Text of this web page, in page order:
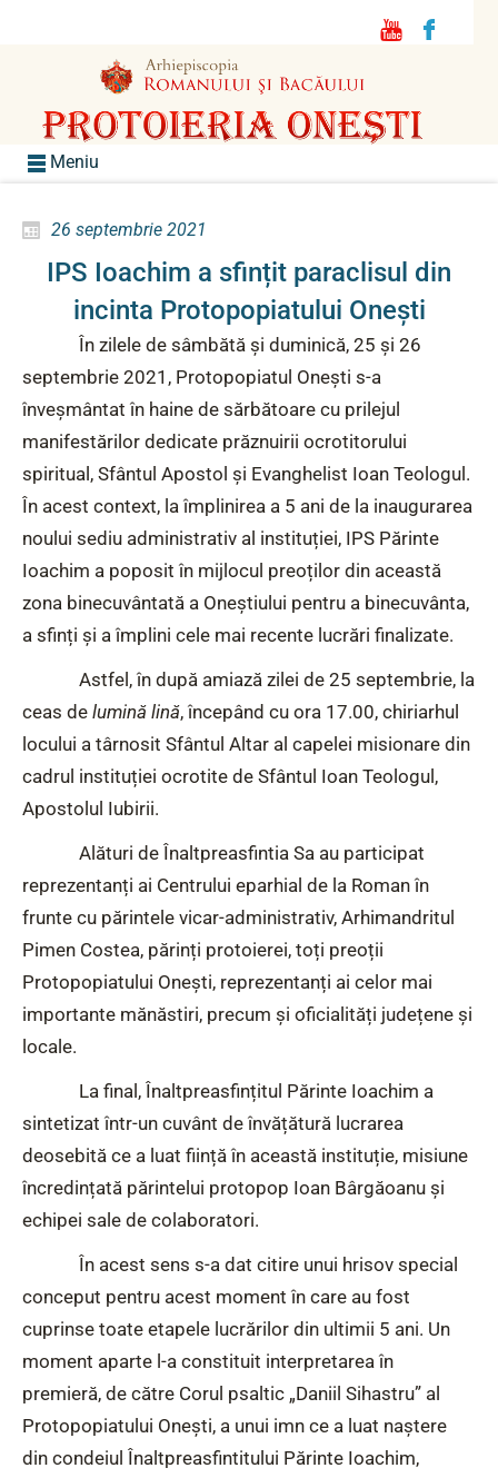
Meniu
26 septembrie 2021
IPS Ioachim a sfințit paraclisul din
incinta Protopopiatului Onești
În zilele de sâmbătă și duminică, 25 și 26
septembrie 2021, Protopopiatul Onești s-a
înveșmântat în haine de sărbătoare cu prilejul
manifestărilor dedicate prăznuirii ocrotitorului
spiritual, Sfântul Apostol și Evanghelist Ioan Teologul.
În acest context, la împlinirea a 5 ani de la inaugurarea
noului sediu administrativ al instituției, IPS Părinte
Ioachim a poposit în mijlocul preoților din această
zona binecuvântată a Oneștiului pentru a binecuvânta,
a sfinți și a împlini cele mai recente lucrări finalizate.
Astfel, în după amiază zilei de 25 septembrie, la
ceas de lumină lină, începând cu ora 17.00, chiriarhul
locului a târnosit Sfântul Altar al capelei misionare din
cadrul instituției ocrotite de Sfântul Ioan Teologul,
Apostolul Iubirii.
Alături de Înaltpreasfintia Sa au participat
reprezentanți ai Centrului eparhial de la Roman în
frunte cu părintele vicar-administrativ, Arhimandritul
Pimen Costea, părinți protoierei, toți preoții
Protopopiatului Onești, reprezentanți ai celor mai
importante mănăstiri, precum și oficialități județene și
locale.
La final, Înaltpreasfințitul Părinte Ioachim a
sintetizat într-un cuvânt de învățătură lucrarea
deosebită ce a luat ființă în această instituție, misiune
încredințată părintelui protopop Ioan Bârgăoanu și
echipei sale de colaboratori.
În acest sens s-a dat citire unui hrisov special
conceput pentru acest moment în care au fost
cuprinse toate etapele lucrărilor din ultimii 5 ani. Un
moment aparte l-a constituit interpretarea în
premieră, de către Corul psaltic „Daniil Sihastru” al
Protopopiatului Onești, a unui imn ce a luat naștere
din condeiul Înaltpreasfintitului Părinte Ioachim,